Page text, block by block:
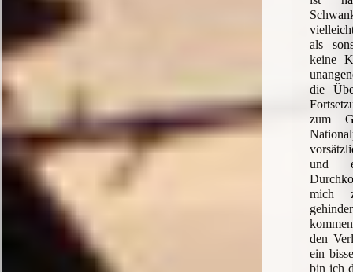
als
keine
die
zum
und
mich
den
ein
bin ich